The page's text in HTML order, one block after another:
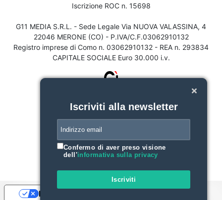
Iscrizione ROC n. 15698
G11 MEDIA S.R.L. - Sede Legale Via NUOVA VALASSINA, 4
22046 MERONE (CO) - P.IVA/C.F.03062910132
Registro imprese di Como n. 03062910132 - REA n. 293834
CAPITALE SOCIALE Euro 30.000 i.v.
Iscriviti alla newsletter
Confermo di aver preso visione
dell'informativa sulla privacy
Iscriviti
Le tue preferenze relative alla privacy